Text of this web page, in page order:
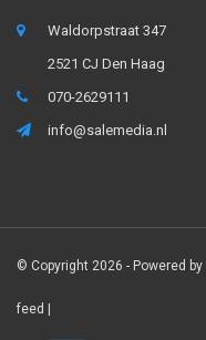
Waldorpstraat 347
2521 CJ Den Haag
070-2629111
info@salemedia.nl
© Copyright 2026 - Powered by
feed |